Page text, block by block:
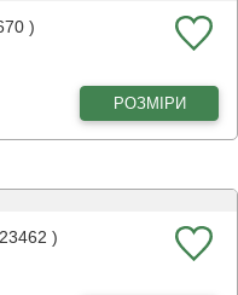
)
РОЗМІРИ
)